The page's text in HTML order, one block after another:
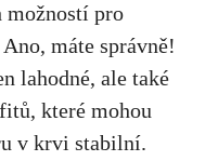
⁢možností pro
máte správně!
⁣lahodné, ale ​také
které‌ mohou
v⁣ krvi stabilní.⁣